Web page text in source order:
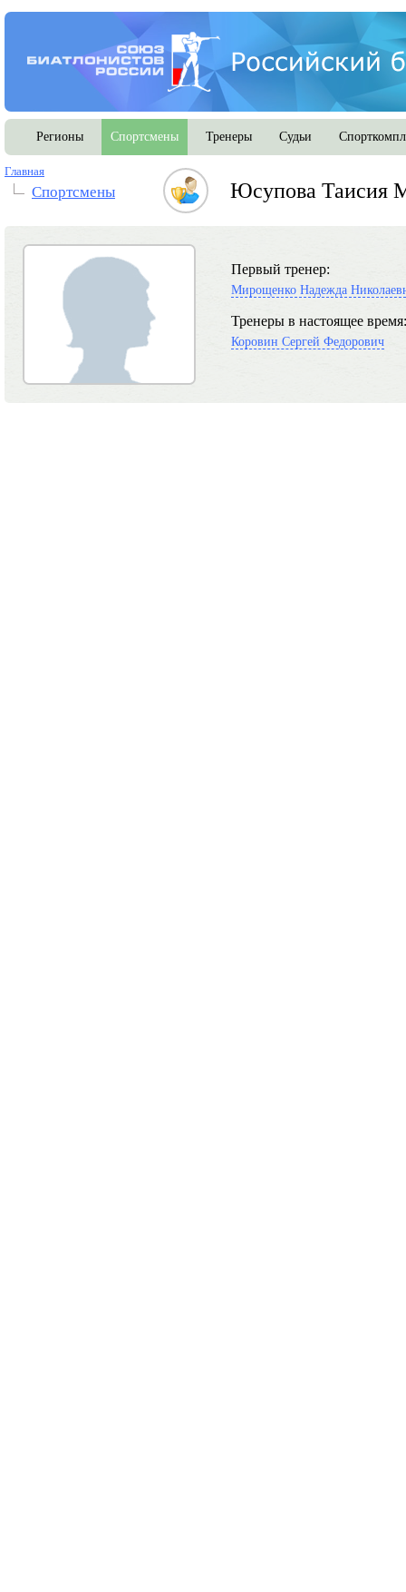
Регионы Спортсмены Тренеры Судьи
Главная
Спортсмены Юсупова Таисия
Первый тренер:
Мирощенко Надежда
Тренеры в настоящее время:
Коровин Сергей Федорович